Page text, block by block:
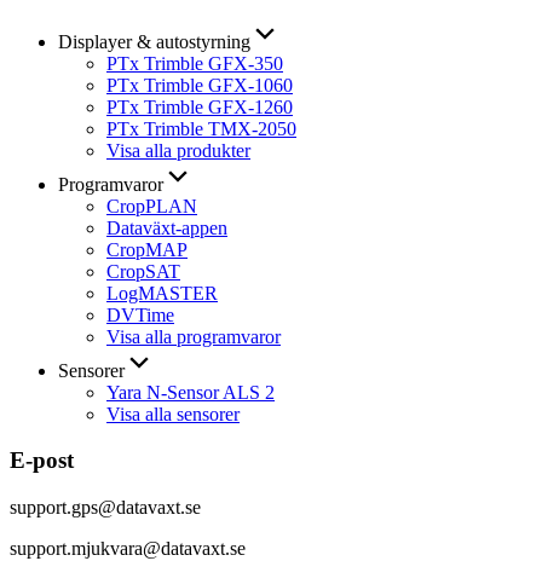
Displayer & autostyrning
PTx Trimble GFX-350
PTx Trimble GFX-1060
PTx Trimble GFX-1260
PTx Trimble TMX-2050
Visa alla produkter
Programvaror
CropPLAN
Dataväxt-appen
CropMAP
CropSAT
LogMASTER
DVTime
Visa alla programvaror
Sensorer
Yara N-Sensor ALS 2
Visa alla sensorer
E-post
support.gps@datavaxt.se
support.mjukvara@datavaxt.se